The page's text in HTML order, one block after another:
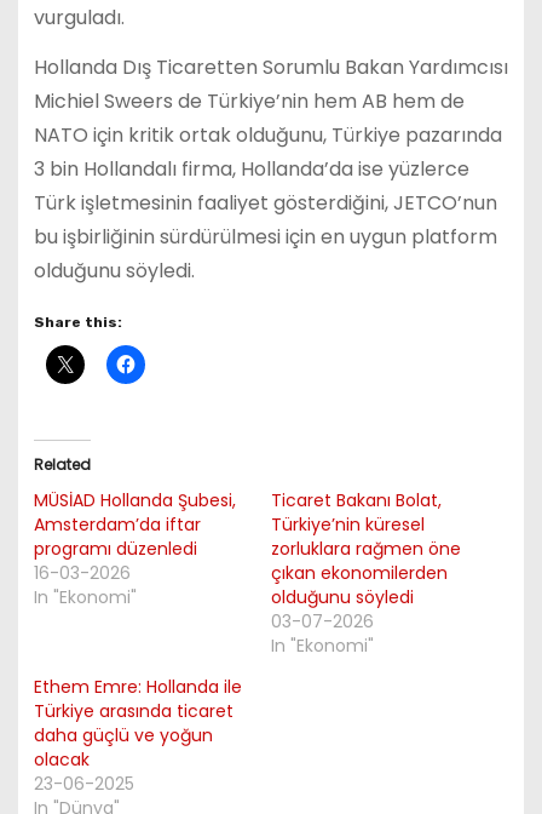
vurguladı.
Hollanda Dış Ticaretten Sorumlu Bakan Yardımcısı
Michiel Sweers de Türkiye’nin hem AB hem de
NATO için kritik ortak olduğunu, Türkiye pazarında
3 bin Hollandalı firma, Hollanda’da ise yüzlerce
Türk işletmesinin faaliyet gösterdiğini, JETCO’nun
bu işbirliğinin sürdürülmesi için en uygun platform
olduğunu söyledi.
Share this:
Related
MÜSİAD Hollanda Şubesi,
Amsterdam’da iftar
programı düzenledi
16-03-2026
In "Ekonomi"
Ticaret Bakanı Bolat,
Türkiye’nin küresel
zorluklara rağmen öne
çıkan ekonomilerden
olduğunu söyledi
03-07-2026
In "Ekonomi"
Ethem Emre: Hollanda ile
Türkiye arasında ticaret
daha güçlü ve yoğun
olacak
23-06-2025
In "Dünya"